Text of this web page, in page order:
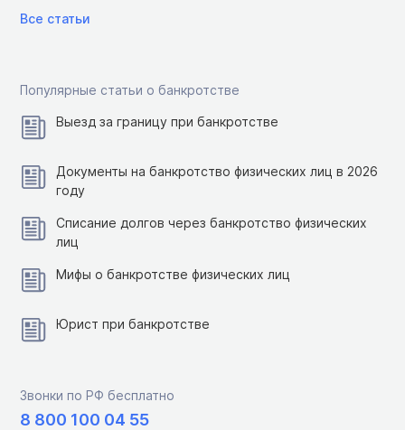
Все статьи
Популярные статьи о банкротстве
Выезд за границу при банкротстве
Документы на банкротство физических лиц в 2026
году
Списание долгов через банкротство физических
лиц
Мифы о банкротстве физических лиц
Юрист при банкротстве
Звонки по РФ бесплатно
8 800 100 04 55